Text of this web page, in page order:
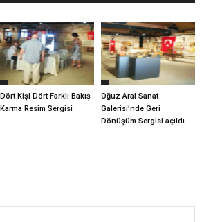
Dört Kişi Dört Farklı Bakış
Karma Resim Sergisi
Oğuz Aral Sanat
Galerisi’nde Geri
Dönüşüm Sergisi açıldı